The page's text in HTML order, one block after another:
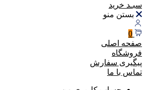
سبـد خرید
بستن منو
0
صفحه اصلی
فروشگاه
پیگیری سفارش
تماس با ما